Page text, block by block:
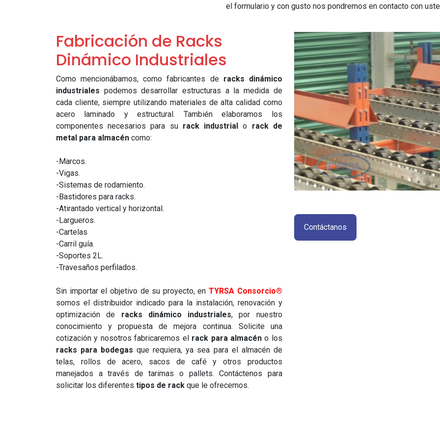
el formulario y con gusto nos pondremos en contacto con
Fabricación de Racks
Dinámico Industriales
Como mencionábamos, como fabricantes de racks dinámico
industriales podemos desarrollar estructuras a la medida de
cada cliente, siempre utilizando materiales de alta calidad como
acero laminado y estructural. También elaboramos los
componentes necesarios para su rack industrial o rack de
metal para almacén como:
-Marcos.
-Vigas.
-Sistemas de rodamiento.
-Bastidores para racks.
-Atirantado vertical y horizontal.
-Largueros.
-Cartelas
-Carril guía.
-Soportes 2L.
-Travesaños perfilados.
Sin importar el objetivo de su proyecto, enTYRSA Consorcio®
somos el distribuidor indicado para la instalación, renovación y
optimización de racks dinámico industriales, por nuestro
conocimiento y propuesta de mejora continua. Solicite una
cotización y nosotros fabricaremos el rack para almacéno los
racks para bodegas que requiera, ya sea para el almacén de
telas, rollos de acero, sacos de café y otros productos
manejados a través de tarimas o pallets. Contáctenos para
solicitar los diferentes tipos de rack que le ofrecemos.
Contáctanos